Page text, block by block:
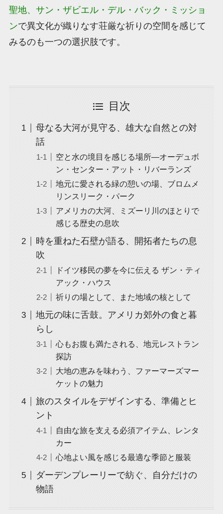
聖地、サン・ザビエル・デル・バック・ミッショ
ンで異文化が織りなす荘厳な祈りの空間を感じて
みるのも一つの選択肢です。
目次
母なる大河が見守る、雄大な自然との対
話
空と水の境目を感じる場所—オーデュボ
ン・センター・アット・リバーランズ
地元に愛される緑の憩いの場、ブロムメ
リンスリーク・パーク
アメリカの大河、ミズーリ川のほとりで
感じる歴史の息吹
時を重ねた石壁が語る、開拓者たちの息
吹
ドイツ移民の夢を今に伝える ザン・ティ
アック・ハウス
祈りの場として、また地域の核として
地元の味に舌鼓。アメリカ郊外の食と暮
らし
心もお腹も満たされる、地元レストラン
探訪
大地の恵みを味わう、ファーマーズマー
ケットの魅力
旅のスタイルをデザインする、準備とヒ
ント
自由な旅を支える必須アイテム、レンタ
カー
心地よい風を感じる最適な季節と服装
ダーデンプレーリーで紡ぐ、自分だけの
物語